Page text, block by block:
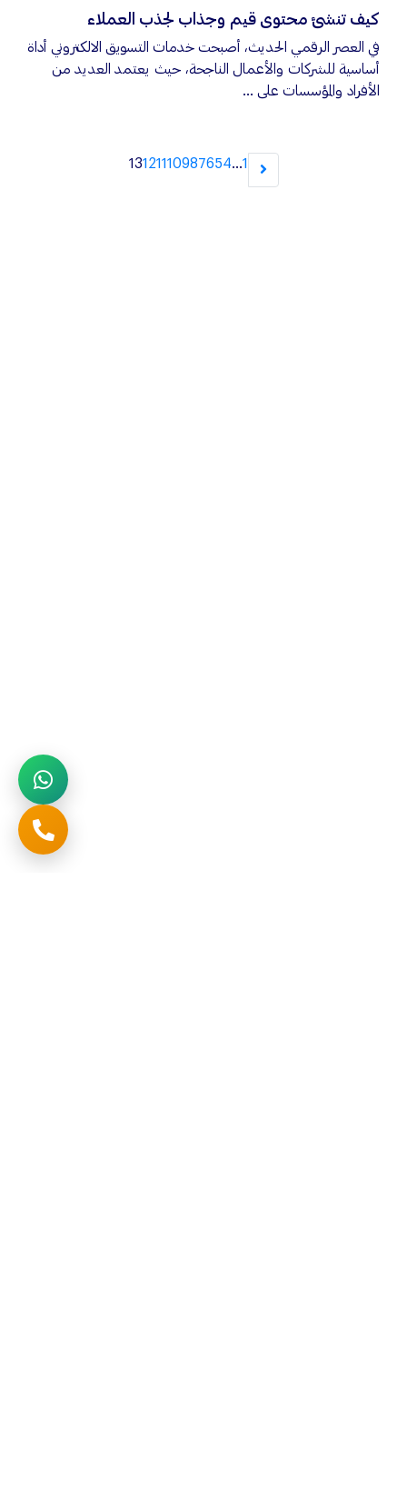
كيف تنشئ محتوى قيم وجذاب لجذب العملاء
في العصر الرقمي الحديث، أصبحت خدمات التسويق الالكتروني أداة
أساسية للشركات والأعمال الناجحة، حيث يعتمد العديد من
الأفراد والمؤسسات على ...
1
...
4
5
6
7
8
9
10
11
12
13